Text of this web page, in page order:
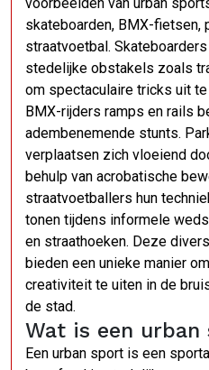
voorbeelden van urban
skateboarden, BMX-fietsen,
straatvoetbal.
stedelijke obstakels zoals
om spectaculaire tricks uit te
BMX-rijders ramps en rails
adembenemende stunts.
verplaatsen zich vloeiend
behulp van acrobatische
straatvoetballers hun
tonen tijdens informele
en straathoeken. Deze
bieden een unieke manier
creativiteit te uiten in de
de stad.
Wat is een urban
Een urban sport is een